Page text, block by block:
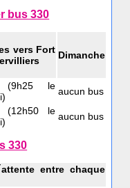
bus 330
vers Fort Dimanche
(9h25 le aucun bus
(12h50 le aucun bus
330
entre chaque